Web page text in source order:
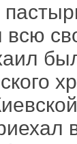
всю